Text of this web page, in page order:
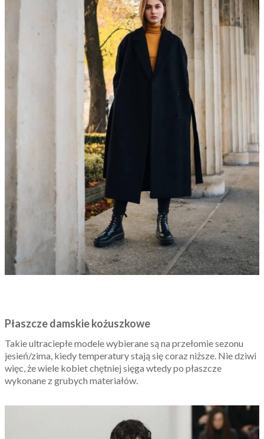
Płaszcze damskie kożuszkowe
Takie ultraciepłe modele wybierane są na przełomie sezonu
jesień/zima, kiedy temperatury stają się coraz niższe. Nie dziwi
więc, że wiele kobiet chętniej sięga wtedy po płaszcze
wykonane z grubych materiałów.